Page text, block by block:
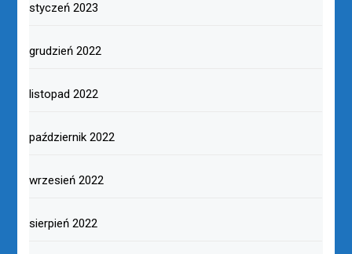
styczeń 2023
grudzień 2022
listopad 2022
październik 2022
wrzesień 2022
sierpień 2022